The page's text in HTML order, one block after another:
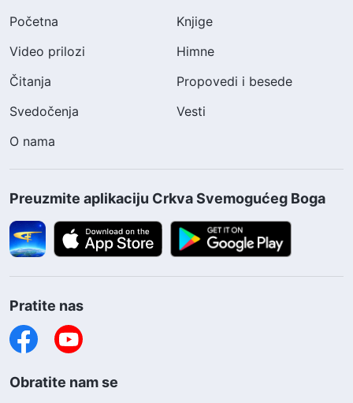
Početna
Knjige
Video prilozi
Himne
Čitanja
Propovedi i besede
Svedočenja
Vesti
O nama
Preuzmite aplikaciju Crkva Svemogućeg Boga
Pratite nas
Obratite nam se